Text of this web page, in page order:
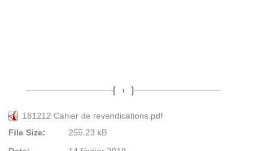
181212 Cahier de revendications.pdf
File Size:
255.23 kB